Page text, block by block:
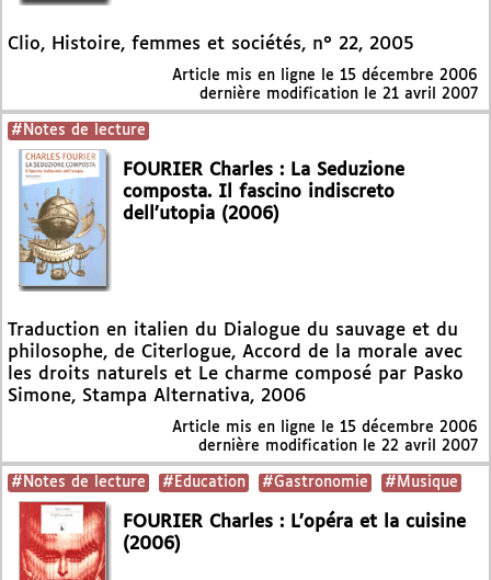
Clio, Histoire, femmes et sociétés, n° 22, 2005
Article mis en ligne le 15 décembre 2006
dernière modification le 21 avril 2007
#Notes de lecture
FOURIER Charles : La Seduzione
composta. Il fascino indiscreto
dell’utopia (2006)
Traduction en italien du Dialogue du sauvage et du
philosophe, de Citerlogue, Accord de la morale avec
les droits naturels et Le charme composé par Pasko
Simone, Stampa Alternativa, 2006
Article mis en ligne le 15 décembre 2006
dernière modification le 22 avril 2007
#Notes de lecture #Education #Gastronomie #Musique
FOURIER Charles : L’opéra et la cuisine
(2006)